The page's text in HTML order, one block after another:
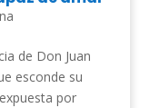
de Don Juan
esconde su
por